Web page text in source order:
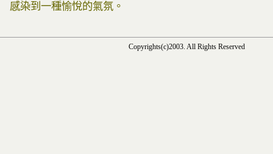
感染到一種愉悅的氣氛。
Copyrights(c)2003. All Rights Reserved